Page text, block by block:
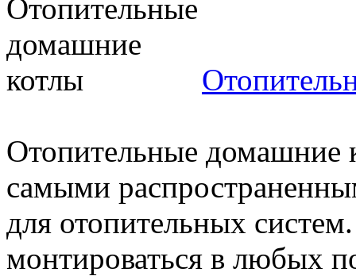
Отопительные домашние
самыми
для отопительных
монтироваться в любых